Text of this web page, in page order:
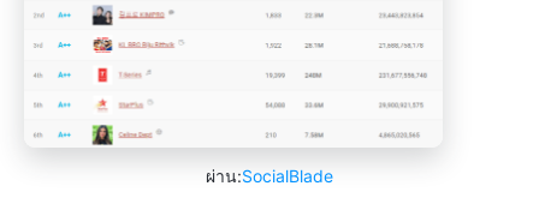
ผ่าน:SocialBlade